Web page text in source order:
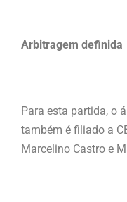
Arbitragem definida
Para esta partida, o
também é filiado a
Marcelino Castro e